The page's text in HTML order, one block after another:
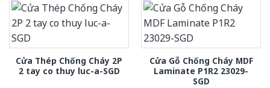
Cửa Thép Chống Cháy 2P
2 tay co thuy luc-a-SGD
Cửa Gỗ Chống Cháy MDF
Laminate P1R2 23029-
SGD